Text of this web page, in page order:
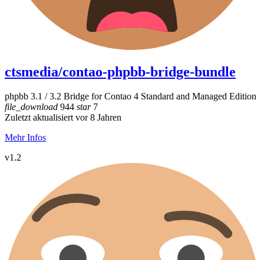
ctsmedia/contao-phpbb-bridge-bundle
phpbb 3.1 / 3.2 Bridge for Contao 4 Standard and Managed Edition
file_download 944 star7
Zuletzt aktualisiert vor 8 Jahren
Mehr Infos
v1.2